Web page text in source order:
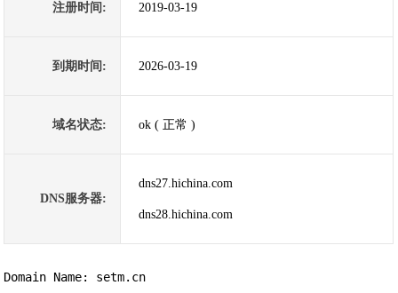
注册时间: 2019-03-19
到期时间: 2026-03-19
域名状态: ok ( 正常 )
DNS服务器:
dns27.hichina.com
dns28.hichina.com
Domain Name: setm.cn